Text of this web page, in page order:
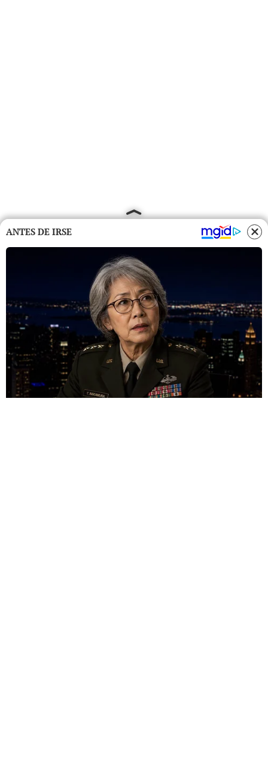
ANTES DE IRSE